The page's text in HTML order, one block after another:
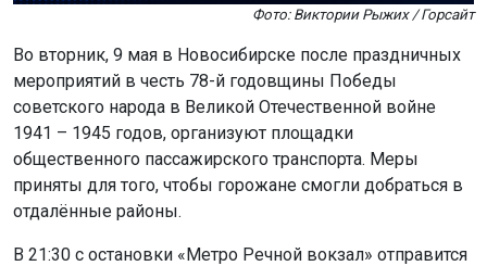
Фото: Виктории Рыжих / Горсайт
Во вторник, 9 мая в Новосибирске после праздничных
мероприятий в честь 78-й годовщины Победы
советского народа в Великой Отечественной войне
1941 – 1945 годов, организуют площадки
общественного пассажирского транспорта. Меры
приняты для того, чтобы горожане смогли добраться в
отдалённые районы.
В 21:30 с остановки «Метро Речной вокзал» отправится